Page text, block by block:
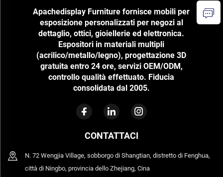
Apachedisplay Furniture fornisce mobili per
esposizione personalizzati per negozi al
dettaglio, ottici, gioiellerie ed elettronica.
Espositori in materiali multipli
(acrilico/metallo/legno), progettazione 3D
gratuita entro 24 ore, servizi OEM/ODM,
controllo qualità effettuato. Fiducia
consolidata dal 2005.
CONTATTACI
N. 72 Wengjia Village, sobborgo di Shangtian, distretto di Fenghua,
città di Ningbo, provincia dello Zhejiang, Cina